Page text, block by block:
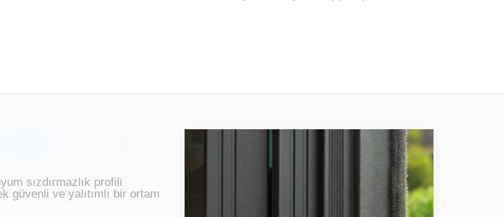
sızdırmazlık profili
ve yalıtımlı bir ortam